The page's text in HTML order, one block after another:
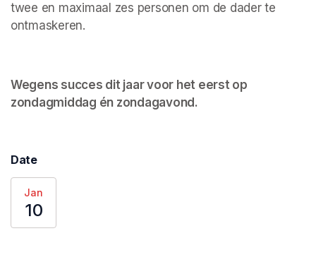
twee en maximaal zes personen om de dader te
ontmaskeren.
Wegens succes dit jaar voor het eerst op
zondagmiddag én zondagavond.
Date
Jan
10